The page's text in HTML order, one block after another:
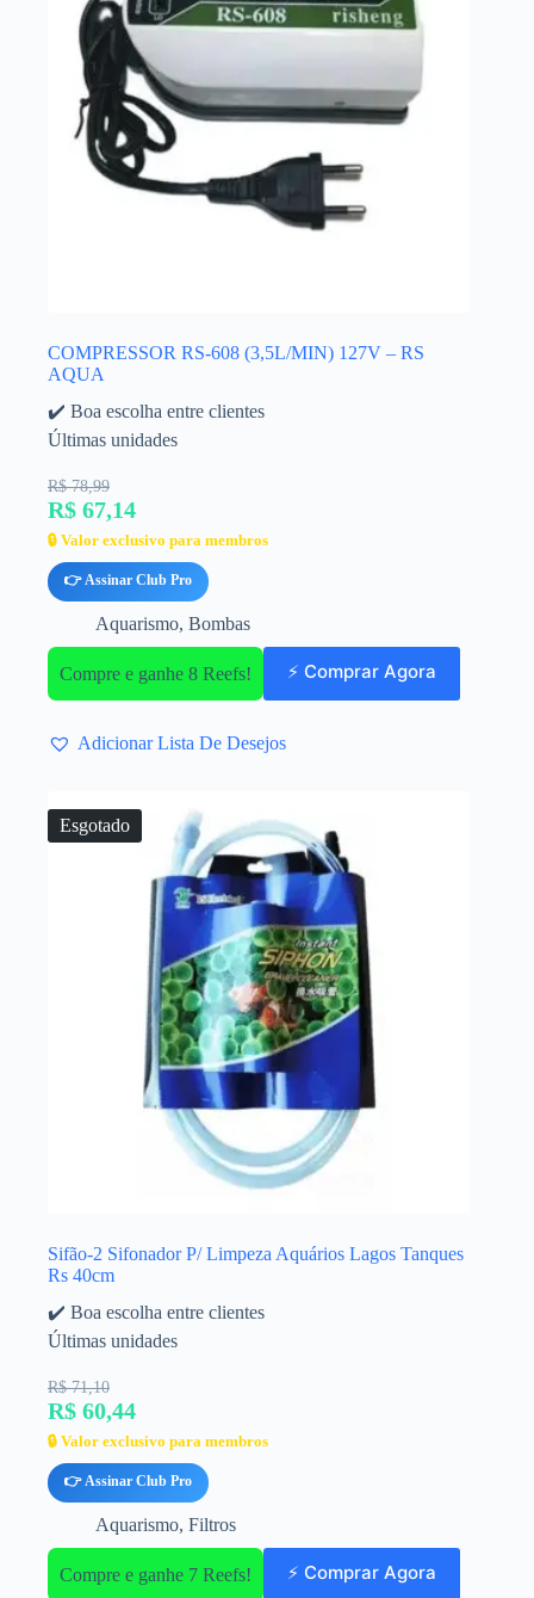
COMPRESSOR RS-608 (3,5L/MIN) 127V – RS
AQUA
✔️ Boa escolha entre clientes
Últimas unidades
R$ 78,99
R$ 67,14
🔒 Valor exclusivo para membros
👉 Assinar Club Pro
Aquarismo, Bombas
Compre e ganhe 8 Reefs! ⚡ Comprar Agora
Adicionar Lista De Desejos
Esgotado
Sifão-2 Sifonador P/ Limpeza Aquários Lagos Tanques
Rs 40cm
✔️ Boa escolha entre clientes
Últimas unidades
R$ 71,10
R$ 60,44
🔒 Valor exclusivo para membros
👉 Assinar Club Pro
Aquarismo, Filtros
Compre e ganhe 7 Reefs! ⚡ Comprar Agora